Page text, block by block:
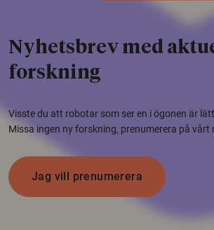
Nyhetsbrev med
forskning
Visste du att robotar som ser en i ögonen är
Missa ingen ny forskning, prenumerera på vårt
Jag vill prenumerera